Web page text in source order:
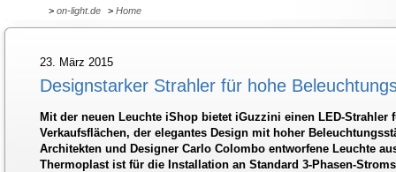
> on-light.de > Home
23. März 2015
Designstarker Strahler für hohe
Mit der neuen Leuchte iShop bietet iGuzzini einen LED-Strahler
Verkaufsflächen, der elegantes Design mit hoher
Architekten und Designer Carlo Colombo entworfene Leuchte
Thermoplast ist für die Installation an Standard 3-Phasen-